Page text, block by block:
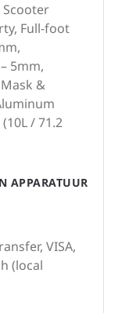
Scooter
Full-foot
5mm,
&
/ 71.2
APPARATUUR
VISA,
(local